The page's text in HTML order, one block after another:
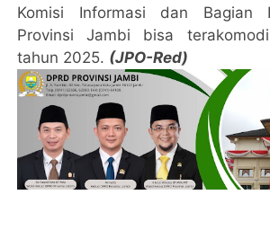
Komisi Informasi dan Bagian
Provinsi Jambi bisa
tahun 2025. (JPO-Red)